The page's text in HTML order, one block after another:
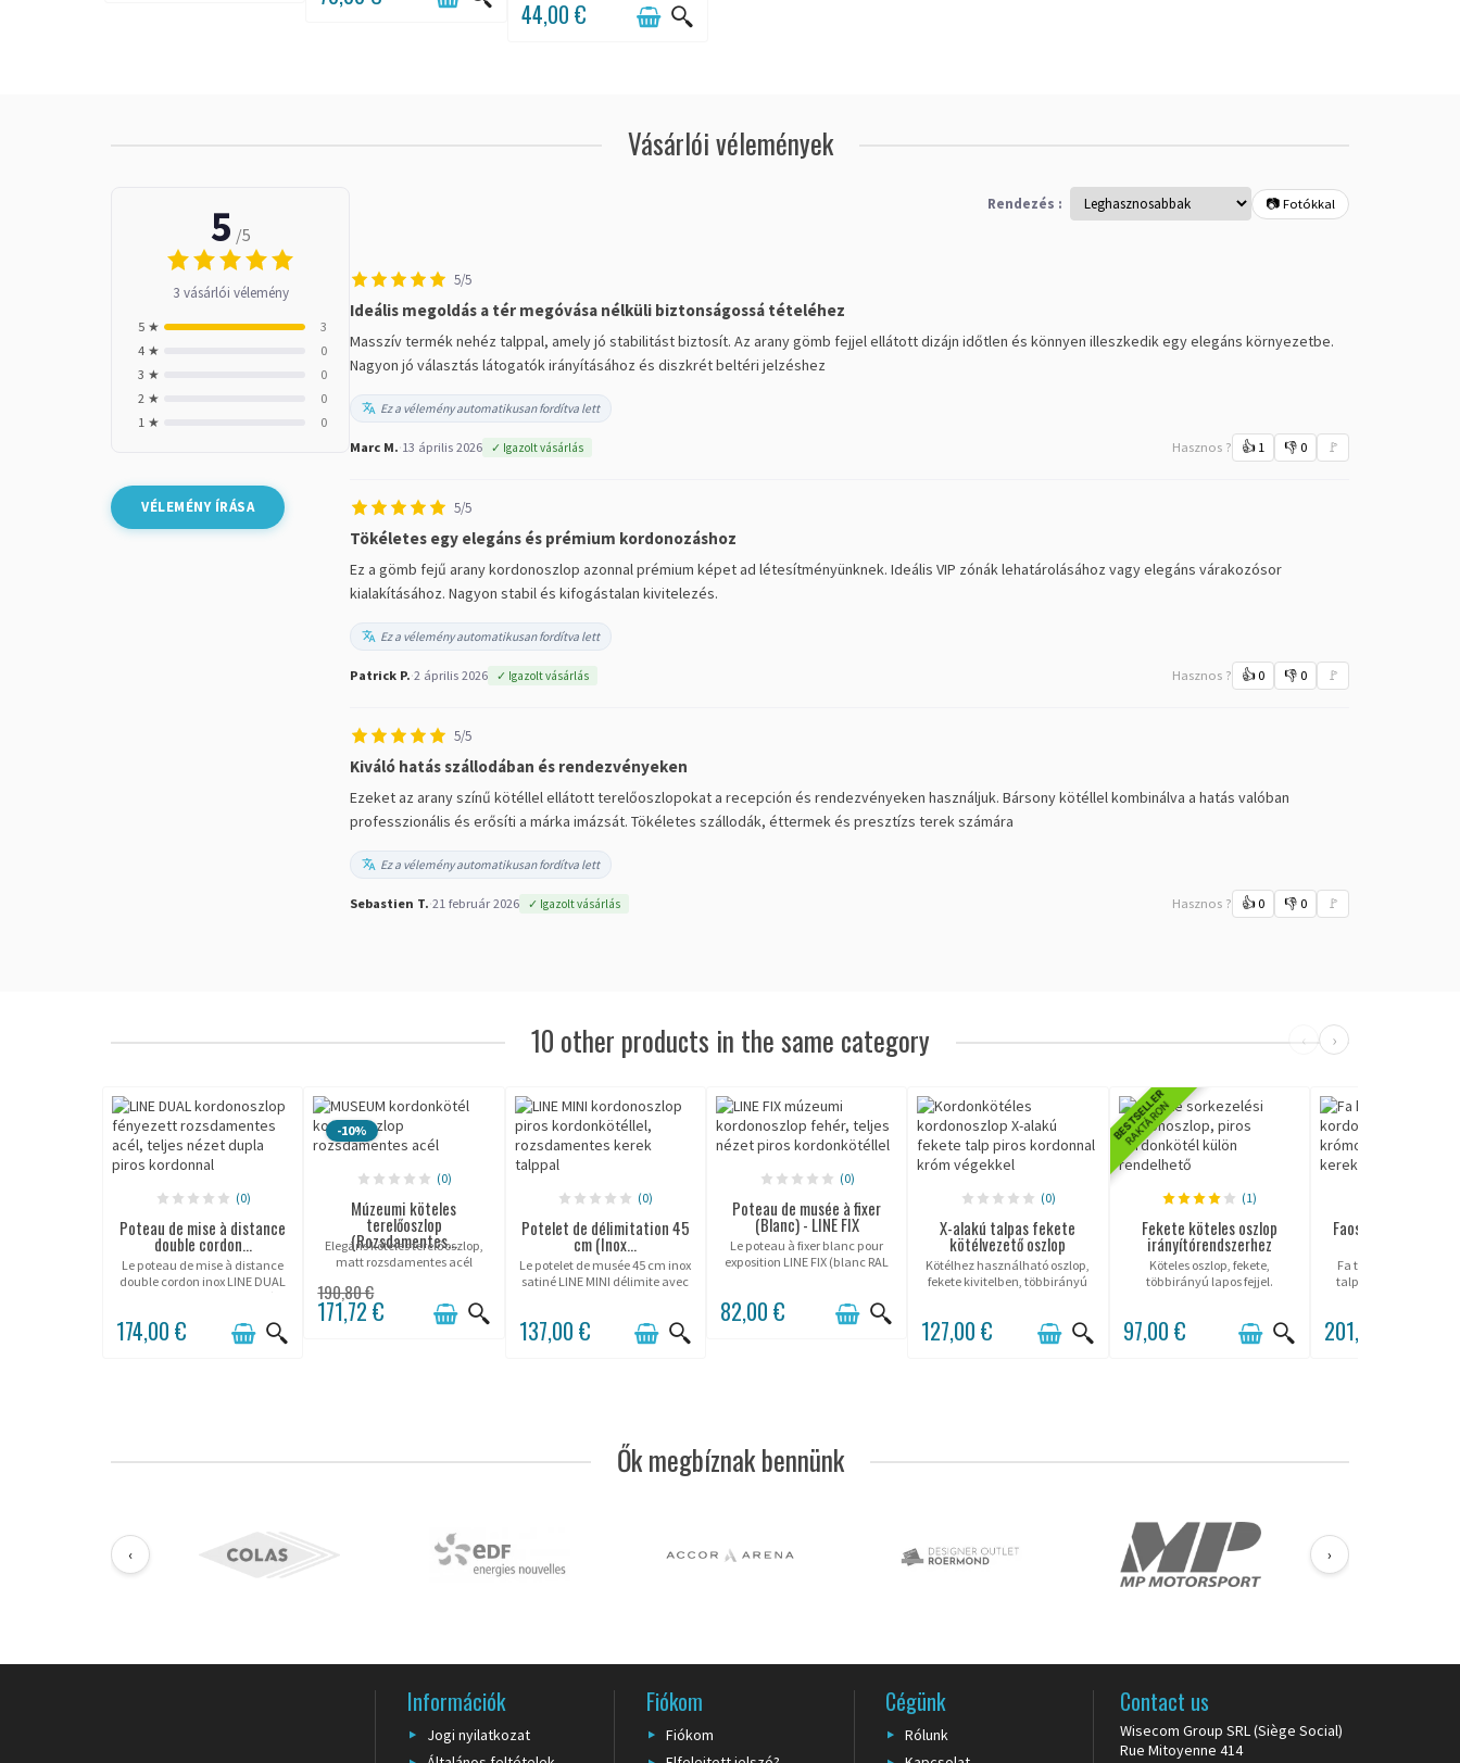
44,00 €
Vásárlói vélemények
5 /5
3 vásárlói vélemény
5 ★
3
4 ★
0
3 ★
0
2 ★
0
1 ★
0
VÉLEMÉNY ÍRÁSA
Rendezés : 📷 Fotókkal
5/5
Ideális megoldás a tér megóvása nélküli biztonságossá tételéhez
Masszív termék nehéz talppal, amely jó stabilitást biztosít. Az arany gömb fejjel ellátott dizájn időtlen és könnyen illeszkedik egy elegáns környezetbe.
Nagyon jó választás látogatók irányításához és diszkrét beltéri jelzéshez
Ez a vélemény automatikusan fordítva lett
Marc M.·13 április 2026 ✓ Igazolt vásárlás Hasznos ? 👍 1 👎 0 🚩
5/5
Tökéletes egy elegáns és prémium kordonozáshoz
Ez a gömb fejű arany kordonoszlop azonnal prémium képet ad létesítményünknek. Ideális VIP zónák lehatárolásához vagy elegáns várakozósor
kialakításához. Nagyon stabil és kifogástalan kivitelezés.
Ez a vélemény automatikusan fordítva lett
Patrick P.·2 április 2026 ✓ Igazolt vásárlás Hasznos ? 👍 0 👎 0 🚩
5/5
Kiváló hatás szállodában és rendezvényeken
Ezeket az arany színű kötéllel ellátott terelőoszlopokat a recepción és rendezvényeken használjuk. Bársony kötéllel kombinálva a hatás valóban
professzionális és erősíti a márka imázsát. Tökéletes szállodák, éttermek és presztízs terek számára
Ez a vélemény automatikusan fordítva lett
Sebastien T.·21 február 2026 ✓ Igazolt vásárlás Hasznos ? 👍 0 👎 0 🚩
10 other products in the same category ‹ ›
(0)
Poteau de mise à distance
double cordon...
Le poteau de mise à distance
double cordon inox LINE DUAL
allie la finition inox brossé
élastique pour protéger les
œuvres les plus précieuses...
174,00 €
-10%
(0)
Múzeumi köteles
terelőoszlop
(Rozsdamentes...
Elegáns köteles terelőoszlop,
matt rozsdamentes acél
kötelekkel kombinálható.
190,80 €
171,72 €
(0)
Potelet de délimitation 45
cm (Inox...
Le potelet de musée 45 cm inox
satiné LINE MINI délimite avec
base lestée mobile. La corde
semi-élastique de 6 mm...
137,00 €
(0)
Poteau de musée à fixer
(Blanc) - LINE FIX
Le poteau à fixer blanc pour
exposition LINE FIX (blanc RAL
permanence un showroom
épuré. Corde semi-élastique
82,00 €
(0)
X-alakú talpas fekete
kötélvezető oszlop
Kötélhez használható oszlop,
fekete kivitelben, többirányú
127,00 €
BESTSELLER
RAKTÁRON
(1)
Fekete köteles oszlop
irányítórendszerhez
Köteles oszlop, fekete,
többirányú lapos fejjel.
97,00 €
Faoszlop
Fa terelőoszlop,
talppal, eredeti és
201,60 €
Ők megbíznak bennünk
‹ ›
Információk
Jogi nyilatkozat
Fiókom
Fiókom
Cégünk
Rólunk
Contact us
Wisecom Group SRL (Siège Social)
Rue Mitoyenne 414